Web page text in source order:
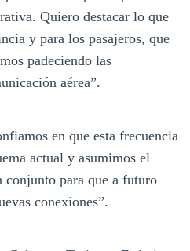
Quiero destacar lo que
y para los pasajeros, que
padeciendo las
aérea”.
en que esta frecuencia
actual y asumimos el
conjunto para que a futuro
conexiones”.